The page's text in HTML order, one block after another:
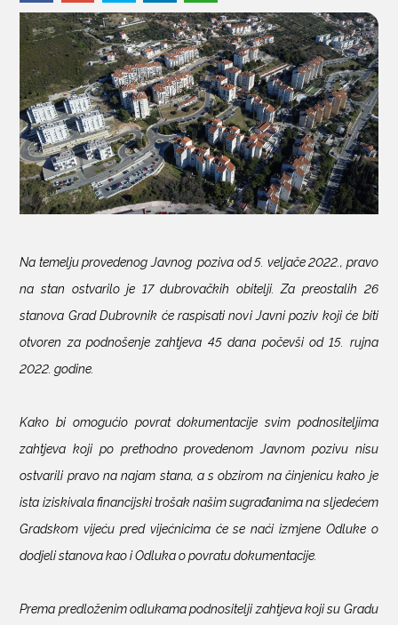
KONTAKTI
Na temelju provedenog Javnog poziva od 5. veljače 2022., pravo
na stan ostvarilo je 17 dubrovačkih obitelji. Za preostalih 26
stanova Grad Dubrovnik će raspisati novi Javni poziv koji će biti
otvoren za podnošenje zahtjeva 45 dana počevši od 15. rujna
2022. godine.
Kako bi omogućio povrat dokumentacije svim podnositeljima
zahtjeva koji po prethodno provedenom Javnom pozivu nisu
ostvarili pravo na najam stana, a s obzirom na činjenicu kako je
ista iziskivala financijski trošak našim sugrađanima na sljedećem
Gradskom vijeću pred vijećnicima će se naći izmjene Odluke o
dodjeli stanova kao i Odluka o povratu dokumentacije.
Prema predloženim odlukama podnositelji zahtjeva koji su Gradu